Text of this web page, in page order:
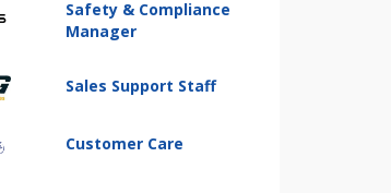
Safety & Compliance
Manager
Sales Support Staff
Customer Care